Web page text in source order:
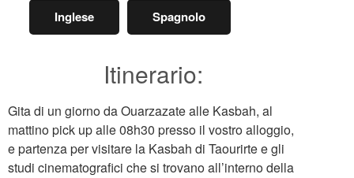
Inglese Spagnolo
Itinerario:
Gita di un giorno da Ouarzazate alle Kasbah, al
mattino pick up alle 08h30 presso il vostro alloggio,
e partenza per visitare la Kasbah di Taourirte e gli
studi cinematografici che si trovano all’interno della